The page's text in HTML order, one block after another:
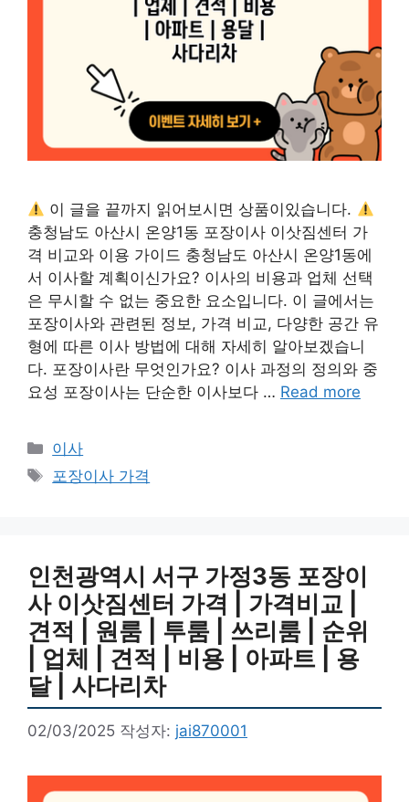
이 글을 끝까지 읽어보시면 상품이있습니다.
충청남도 아산시 온양1동 포장이사 이삿짐센터 가
격 비교와 이용 가이드 충청남도 아산시 온양1동에
서 이사할 계획이신가요? 이사의 비용과 업체 선택
은 무시할 수 없는 중요한 요소입니다. 이 글에서는
포장이사와 관련된 정보, 가격 비교, 다양한 공간 유
형에 따른 이사 방법에 대해 자세히 알아보겠습니
다. 포장이사란 무엇인가요? 이사 과정의 정의와 중
요성 포장이사는 단순한 이사보다 … Read more
카
테
이사
태
포장이사 가격
인천광역시 서구 가정3동 포장이
사 이삿짐센터 가격 | 가격비교 |
견적 | 원룸 | 투룸 | 쓰리룸 | 순위
| 업체 | 견적 | 비용 | 아파트 | 용
달 | 사다리차
02/03/2025 작성자: jai870001